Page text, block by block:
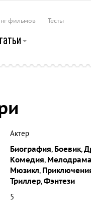
фильмов Тесты
Актер
Биография, Боевик,
Комедия, Мелодрама
Мюзикл,
Триллер,Фэнтези
5